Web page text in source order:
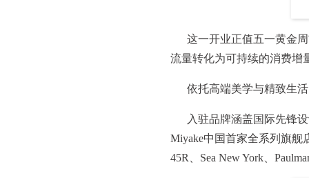
这一开业正值五一黄金
流量转化为可持续的消费增
依托高端美学与精致生
入驻品牌涵盖国际先锋
Miyake中国首家全系列旗舰
45R、Sea New York、